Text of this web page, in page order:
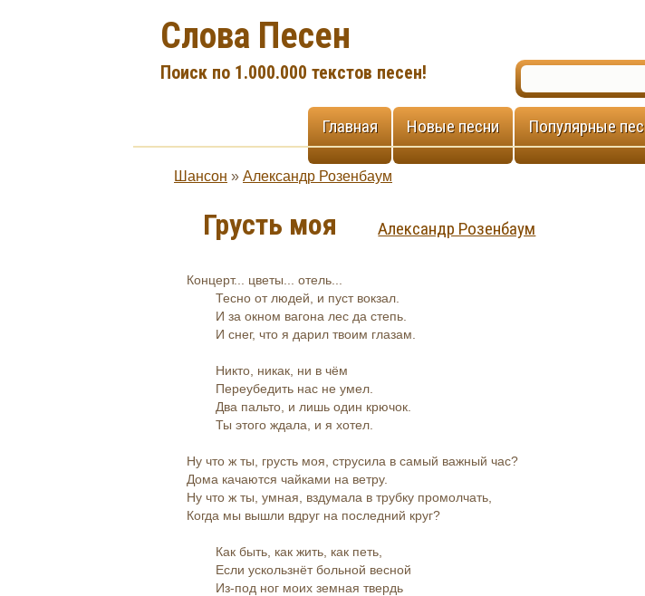
Слова Песен
Поиск по 1.000.000 текстов песен!
Главная Новые песни Популярные
Шансон » Александр Розенбаум
Грусть моя Александр Розенбаум
Концерт... цветы... отель...
Тесно от людей, и пуст вокзал.
И за окном вагона лес да степь.
И снег, что я дарил твоим глазам.
Никто, никак, ни в чём
Переубедить нас не умел.
Два пальто, и лишь один крючок.
Ты этого ждала, и я хотел.
Ну что ж ты, грусть моя, струсила в самый важный час?
Дома качаются чайками на ветру.
Ну что ж ты, умная, вздумала в трубку промолчать,
Когда мы вышли вдруг на последний круг?
Как быть, как жить, как петь,
Если ускользнёт больной весной
Из-под ног моих земная твердь